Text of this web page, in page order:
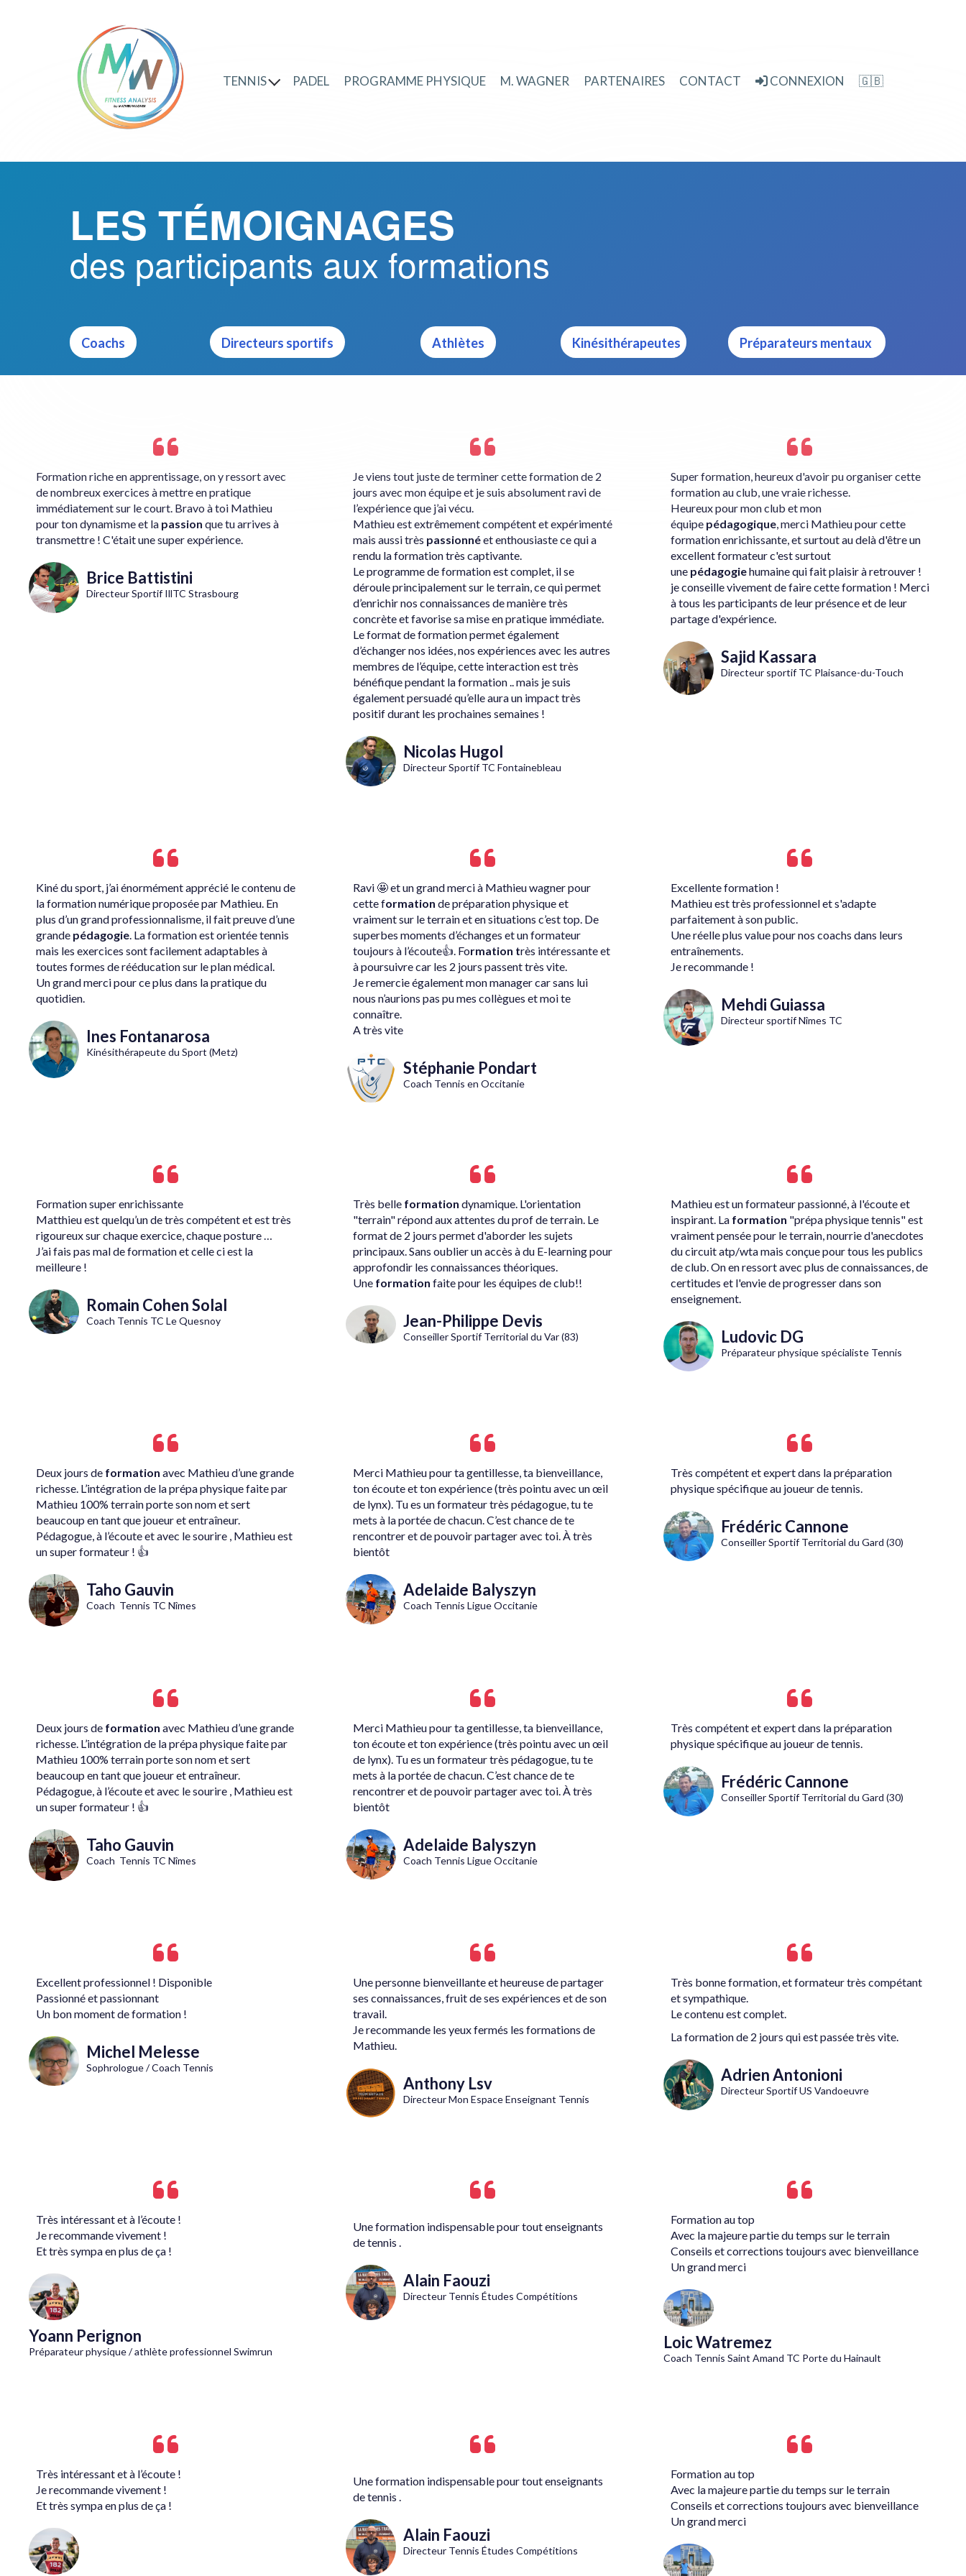
TENNIS PADEL PROGRAMME PHYSIQUE M. WAGNER PARTENAIRES CONTACT CONNEXION 🇬🇧
LES TÉMOIGNAGES
des participants aux formations
Coachs Directeurs sportifs Athlètes Kinésithérapeutes Préparateurs mentaux
Formation riche en apprentissage, on y ressort avec
de nombreux exercices à mettre en pratique
immédiatement sur le court. Bravo à toi Mathieu
pour ton dynamisme et la passion que tu arrives à
transmettre ! C'était une super expérience.
Brice Battistini
Directeur Sportif IllTC Strasbourg
Je viens tout juste de terminer cette formation de 2
jours avec mon équipe et je suis absolument ravi de
l’expérience que j’ai vécu.
Mathieu est extrêmement compétent et expérimenté
mais aussi très passionnéet enthousiaste ce qui a
rendu la formation très captivante.
Le programme de formation est complet, il se
déroule principalement sur le terrain, ce qui permet
d’enrichir nos connaissances de manière très
concrète et favorise sa mise en pratique immédiate.
Le format de formation permet également
d’échanger nos idées, nos expériences avec les autres
membres de l’équipe, cette interaction est très
bénéfique pendant la formation .. mais je suis
également persuadé qu’elle aura un impact très
positif durant les prochaines semaines !
Nicolas Hugol
Directeur Sportif TC Fontainebleau
Super formation, heureux d'avoir pu organiser cette
formation au club, une vraie richesse.
Heureux pour mon club et mon
équipe pédagogique, merci Mathieu pour cette
formation enrichissante, et surtout au delà d'être un
excellent formateur c'est surtout
une pédagogiehumaine qui fait plaisir à retrouver !
je conseille vivement de faire cette formation ! Merci
à tous les participants de leur présence et de leur
partage d'expérience.
Sajid Kassara
Directeur sportif TC Plaisance-du-Touch
Kiné du sport, j’ai énormément apprécié le contenu de
la formation numérique proposée par Mathieu. En
plus d’un grand professionnalisme, il fait preuve d’une
grande pédagogie. La formation est orientée tennis
mais les exercices sont facilement adaptables à
toutes formes de rééducation sur le plan médical.
Un grand merci pour ce plus dans la pratique du
quotidien.
Ines Fontanarosa
Kinésithérapeute du Sport (Metz)
Ravi 🤩 et un grand merci à Mathieu wagner pour
cette formationde préparation physique et
vraiment sur le terrain et en situations c’est top. De
superbes moments d’échanges et un formateur
toujours à l’écoute👍. Formation très intéressante et
à poursuivre car les 2 jours passent très vite.
Je remercie également mon manager car sans lui
nous n’aurions pas pu mes collègues et moi te
connaître.
A très vite
Stéphanie Pondart
Coach Tennis en Occitanie
Excellente formation !
Mathieu est très professionnel et s'adapte
parfaitement à son public.
Une réelle plus value pour nos coachs dans leurs
entraînements.
Je recommande !
Mehdi Guiassa
Directeur sportif Nîmes TC
Formation super enrichissante
Matthieu est quelqu’un de très compétent et est très
rigoureux sur chaque exercice, chaque posture …
J’ai fais pas mal de formation et celle ci est la
meilleure !
Romain Cohen Solal
Coach Tennis TC Le Quesnoy
Très belle formation dynamique. L'orientation
"terrain" répond aux attentes du prof de terrain. Le
format de 2 jours permet d'aborder les sujets
principaux. Sans oublier un accès à du E-learning pour
approfondir les connaissances théoriques.
Une formation faite pour les équipes de club!!
Jean-Philippe Devis
Conseiller Sportif Territorial du Var (83)
Mathieu est un formateur passionné, à l'écoute et
inspirant. La formation "prépa physique tennis" est
vraiment pensée pour le terrain, nourrie d'anecdotes
du circuit atp/wta mais conçue pour tous les publics
de club. On en ressort avec plus de connaissances, de
certitudes et l'envie de progresser dans son
enseignement.
Ludovic DG
Préparateur physique spécialiste Tennis
Deux jours de formation avec Mathieu d’une grande
richesse. L’intégration de la prépa physique faite par
Mathieu 100% terrain porte son nom et sert
beaucoup en tant que joueur et entraîneur.
Pédagogue, à l’écoute et avec le sourire , Mathieu est
un super formateur ! 👍
Taho Gauvin
Coach Tennis TC Nîmes
Merci Mathieu pour ta gentillesse, ta bienveillance,
ton écoute et ton expérience (très pointu avec un œil
de lynx). Tu es un formateur très pédagogue, tu te
mets à la portée de chacun. C’est chance de te
rencontrer et de pouvoir partager avec toi. À très
bientôt
Adelaide Balyszyn
Coach Tennis Ligue Occitanie
Très compétent et expert dans la préparation
physique spécifique au joueur de tennis.
Frédéric Cannone
Conseiller Sportif Territorial du Gard (30)
Deux jours de formation avec Mathieu d’une grande
richesse. L’intégration de la prépa physique faite par
Mathieu 100% terrain porte son nom et sert
beaucoup en tant que joueur et entraîneur.
Pédagogue, à l’écoute et avec le sourire , Mathieu est
un super formateur ! 👍
Taho Gauvin
Coach Tennis TC Nîmes
Merci Mathieu pour ta gentillesse, ta bienveillance,
ton écoute et ton expérience (très pointu avec un œil
de lynx). Tu es un formateur très pédagogue, tu te
mets à la portée de chacun. C’est chance de te
rencontrer et de pouvoir partager avec toi. À très
bientôt
Adelaide Balyszyn
Coach Tennis Ligue Occitanie
Très compétent et expert dans la préparation
physique spécifique au joueur de tennis.
Frédéric Cannone
Conseiller Sportif Territorial du Gard (30)
Excellent professionnel ! Disponible
Passionné et passionnant
Un bon moment de formation !
Michel Melesse
Sophrologue / Coach Tennis
Une personne bienveillante et heureuse de partager
ses connaissances, fruit de ses expériences et de son
travail.
Je recommande les yeux fermés les formations de
Mathieu.
Anthony Lsv
Directeur Mon Espace Enseignant Tennis
Très bonne formation, et formateur très compétant
et sympathique.
Le contenu est complet.
La formation de 2 jours qui est passée très vite.
Adrien Antonioni
Directeur Sportif US Vandoeuvre
Très intéressant et à l’écoute !
Je recommande vivement !
Et très sympa en plus de ça !
Yoann Perignon
Préparateur physique / athlète professionnel Swimrun
Une formation indispensable pour tout enseignants
de tennis .
Alain Faouzi
Directeur Tennis Études Compétitions
Formation au top
Avec la majeure partie du temps sur le terrain
Conseils et corrections toujours avec bienveillance
Un grand merci
Loic Watremez
Coach Tennis Saint Amand TC Porte du Hainault
Très intéressant et à l’écoute !
Je recommande vivement !
Et très sympa en plus de ça !
Une formation indispensable pour tout enseignants
de tennis .
Alain Faouzi
Directeur Tennis Études Compétitions
Formation au top
Avec la majeure partie du temps sur le terrain
Conseils et corrections toujours avec bienveillance
Un grand merci